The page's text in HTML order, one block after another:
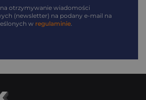
otrzymywanie wiadomości
(newsletter) na podany e-mail na
w regulaminie.